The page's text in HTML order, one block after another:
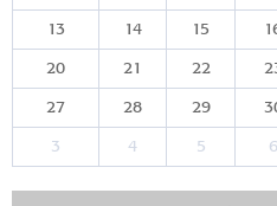
13 14 15
20 21 22
27 28 29
3 4 5 6